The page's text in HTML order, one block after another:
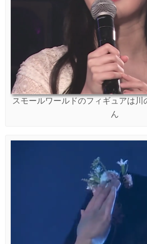
スモールワールドのフィギュアは川
ん